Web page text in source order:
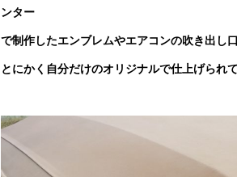
ンター
で制作したエンブレムやエアコンの吹き出し
とにかく自分だけのオリジナルで仕上げられ